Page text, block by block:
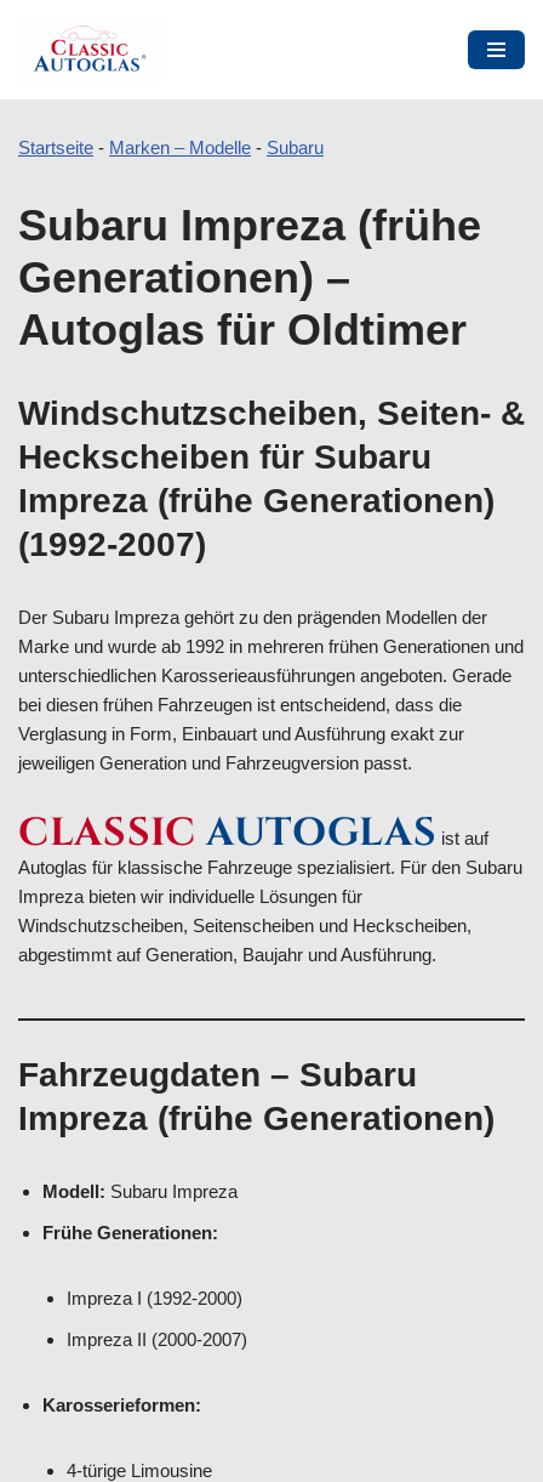
Inhalt
Startseite - Marken – Modelle - Subaru
Subaru Impreza (frühe
Generationen) –
Autoglas für Oldtimer
Windschutzscheiben, Seiten- &
Heckscheiben für Subaru
Impreza (frühe Generationen)
(1992-2007)
Der Subaru Impreza gehört zu den prägenden Modellen der
Marke und wurde ab 1992 in mehreren frühen Generationen und
unterschiedlichen Karosserieausführungen angeboten. Gerade
bei diesen frühen Fahrzeugen ist entscheidend, dass die
Verglasung in Form, Einbauart und Ausführung exakt zur
jeweiligen Generation und Fahrzeugversion passt.
CLASSIC AUTOGLAS ist auf
Autoglas für klassische Fahrzeuge spezialisiert. Für den Subaru
Impreza bieten wir individuelle Lösungen für
Windschutzscheiben, Seitenscheiben und Heckscheiben,
abgestimmt auf Generation, Baujahr und Ausführung.
Fahrzeugdaten – Subaru
Impreza (frühe Generationen)
Modell: Subaru Impreza
Frühe Generationen:
Impreza I (1992-2000)
Impreza II (2000-2007)
Karosserieformen:
4-türige Limousine